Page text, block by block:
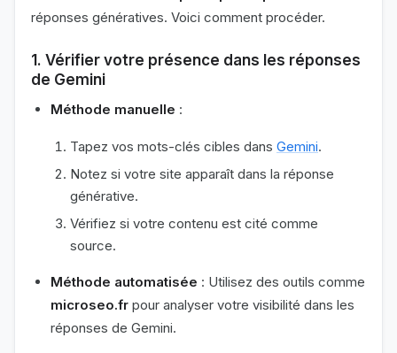
réponses génératives. Voici comment procéder.
1. Vérifier votre présence dans les réponses
de Gemini
Méthode manuelle :
Tapez vos mots-clés cibles dans Gemini.
Notez si votre site apparaît dans la réponse
générative.
Vérifiez si votre contenu est cité comme
source.
Méthode automatisée : Utilisez des outils comme
microseo.fr pour analyser votre visibilité dans les
réponses de Gemini.